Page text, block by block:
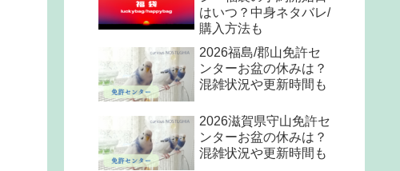
はいつ？中身ネタバレ/
購入方法も
2026福島/郡山免許セ
ンターお盆の休みは？
混雑状況や更新時間も
2026滋賀県守山免許セ
ンターお盆の休みは？
混雑状況や更新時間も